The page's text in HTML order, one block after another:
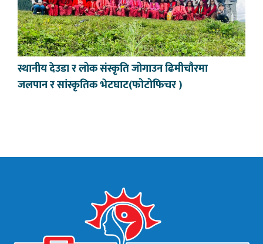
स्थानीय देउडा र लोक संस्कृति जोगाउन ढिमीचौरमा
जलपान र सांस्कृतिक भेटघाट(फोटोफिचर )